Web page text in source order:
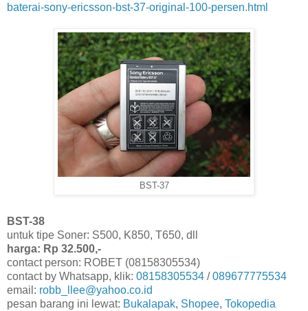
baterai-sony-ericsson-bst-37-original-100-persen.html
BST-37
BST-38
untuk tipe Soner: S500, K850, T650, dll
harga: Rp 32.500,-
contact person: ROBET (08158305534)
contact by Whatsapp, klik: 08158305534 /089677775534
email: robb_llee@yahoo.co.id
pesan barang ini lewat: Bukalapak, Shopee, Tokopedia